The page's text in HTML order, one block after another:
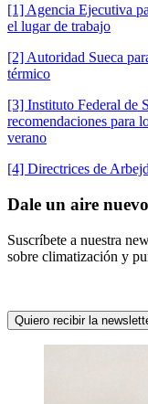
[1] Agencia Ejecutiva
el lugar de trabajo
[2] Autoridad Sueca
térmico
[3] Instituto Federal de
recomendaciones para
verano
[4] Directrices de
Dale un aire
Suscríbete a nuestra
sobre climatización y
Quiero recibir la